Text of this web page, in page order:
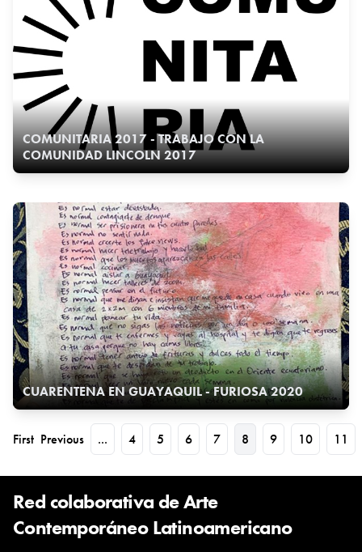
COMUNITARIA 2017 - TRABAJO CON LA
COMUNIDAD LINCOLN 2017
CUARENTENA EN GUAYAQUIL - FURIOSA 2020
First Previous ... 4 5 6 7 8 9 10 11
Red colaborativa de Arte
Contemporáneo Latinoamericano